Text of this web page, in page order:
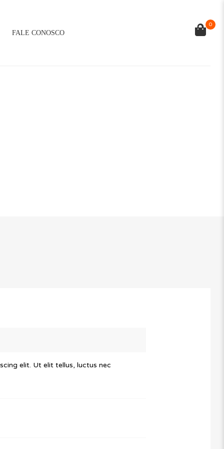
FALE CONOSCO
0
elit. Ut elit tellus, luctus nec